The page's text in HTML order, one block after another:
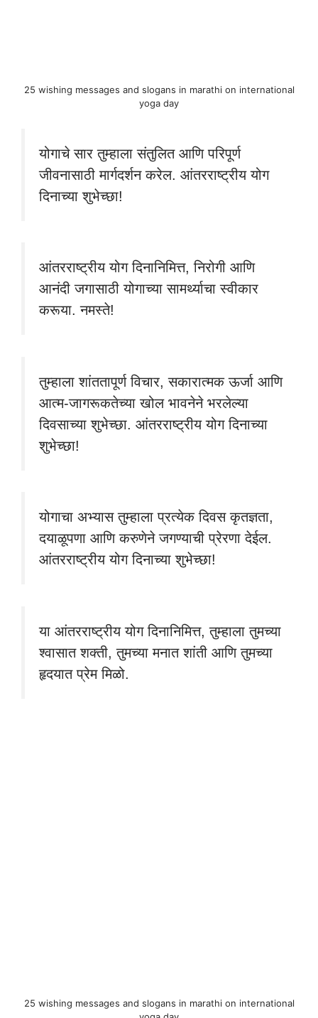
25 wishing messages and slogans in marathi on international
yoga day
योगाचे सार तुम्हाला संतुलित आणि परिपूर्ण
जीवनासाठी मार्गदर्शन करेल. आंतरराष्ट्रीय योग
दिनाच्या शुभेच्छा!
आंतरराष्ट्रीय योग दिनानिमित्त, निरोगी आणि
आनंदी जगासाठी योगाच्या सामर्थ्याचा स्वीकार
करूया. नमस्ते!
तुम्हाला शांततापूर्ण विचार, सकारात्मक ऊर्जा आणि
आत्म-जागरूकतेच्या खोल भावनेने भरलेल्या
दिवसाच्या शुभेच्छा. आंतरराष्ट्रीय योग दिनाच्या
शुभेच्छा!
योगाचा अभ्यास तुम्हाला प्रत्येक दिवस कृतज्ञता,
दयाळूपणा आणि करुणेने जगण्याची प्रेरणा देईल.
आंतरराष्ट्रीय योग दिनाच्या शुभेच्छा!
या आंतरराष्ट्रीय योग दिनानिमित्त, तुम्हाला तुमच्या
श्वासात शक्ती, तुमच्या मनात शांती आणि तुमच्या
हृदयात प्रेम मिळो.
25 wishing messages and slogans in marathi on international